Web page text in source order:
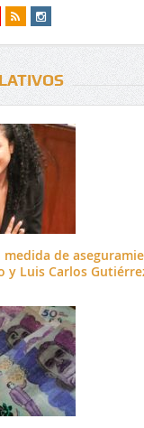
medida de
y Luis Carlos